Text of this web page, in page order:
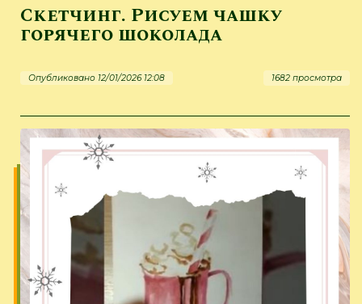
Скетчинг. Рисуем чашку
горячего шоколада
Опубликовано 12/01/2026 12:08 1682 просмотра